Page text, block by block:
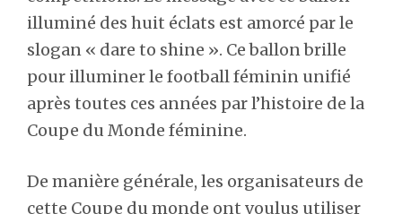
illuminé des huit éclats est amorcé par le
slogan « dare to shine ». Ce ballon brille
pour illuminer le football féminin unifié
après toutes ces années par l’histoire de la
Coupe du Monde féminine.
De manière générale, les organisateurs de
cette Coupe du monde ont voulus utiliser